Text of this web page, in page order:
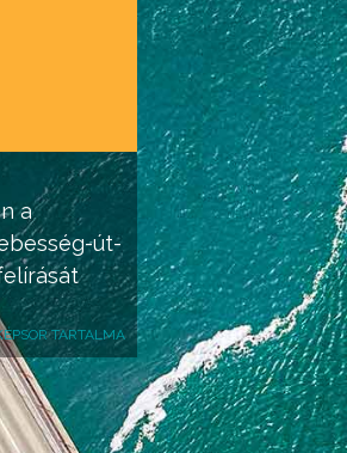
a
út-
TARTALMA